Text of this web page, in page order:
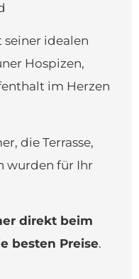
seiner idealen
Hospizen,
im Herzen
die Terrasse,
wurden für Ihr
direkt beim
besten Preise.